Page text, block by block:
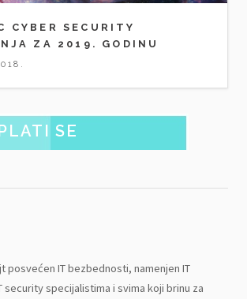
CYBER SECURITY
ZA 2019. GODINU
SE
posvećen IT bezbednosti, namenjen IT
security specijalistima i svima koji brinu za